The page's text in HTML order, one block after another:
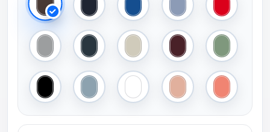
Roasted Coffee
Navy Royal Blue Heather BlueRed
Sport Grey (Heather)
Dark Grey (Solid)Heather Grey FogHeather Burgundy
Amalfi
Black Amalfi Blue White Nude Amalfi